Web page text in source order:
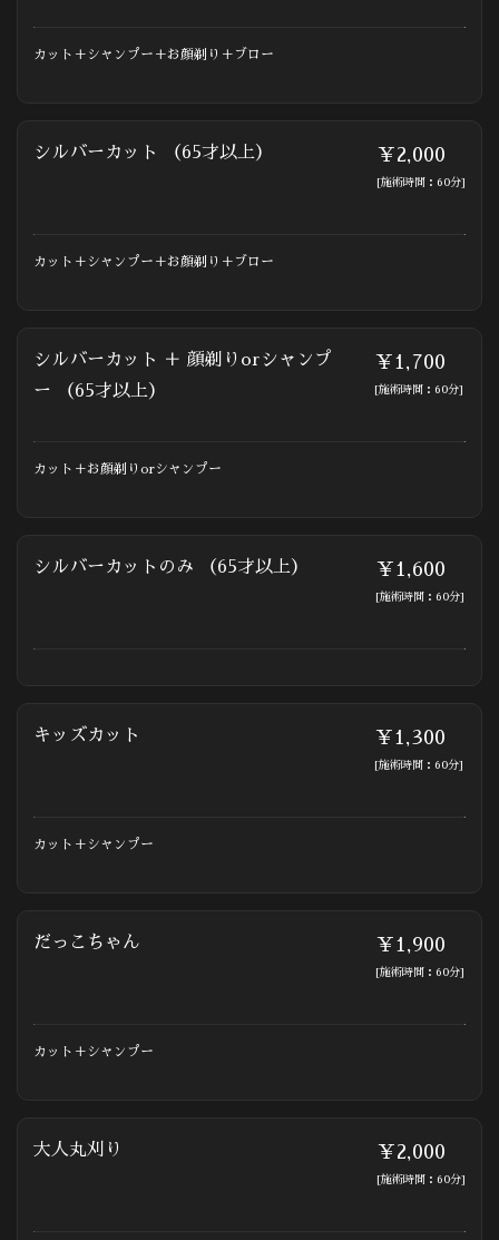
カット＋シャンプー＋お顔剃り＋ブロー
シルバーカット （65才以上） ￥2,000
[施術時間：60分]
カット＋シャンプー＋お顔剃り＋ブロー
シルバーカット ＋ 顔剃りorシャンプ
ー （65才以上）
￥1,700
[施術時間：60分]
カット＋お顔剃りorシャンプー
シルバーカットのみ （65才以上） ￥1,600
[施術時間：60分]
キッズカット ￥1,300
[施術時間：60分]
カット＋シャンプー
だっこちゃん ￥1,900
[施術時間：60分]
カット＋シャンプー
大人丸刈り ￥2,000
[施術時間：60分]